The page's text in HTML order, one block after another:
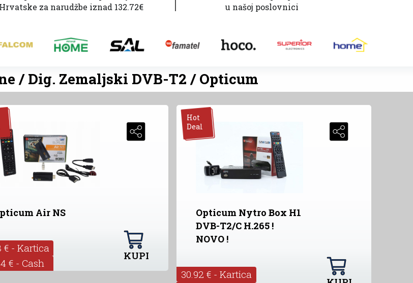
Hrvatske za narudžbe iznad 132.72€
u našoj poslovnici
/ Dig. Zemaljski DVB-T2 / Opticum
Air NS
€ - Kartica
€ - Cash
KUPI
Hot
Deal
Opticum Nytro Box H1
DVB-T2/C H.265 !
NOVO !
30.92 € - Kartica